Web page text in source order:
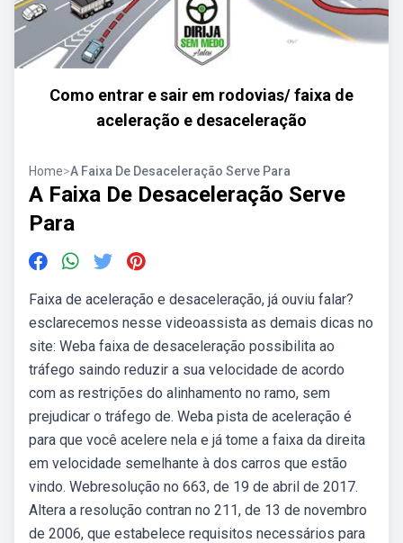
Como entrar e sair em rodovias/ faixa de
aceleração e desaceleração
Home>A Faixa De Desaceleração Serve Para
A Faixa De Desaceleração Serve
Para
Faixa de aceleração e desaceleração, já ouviu falar?
esclarecemos nesse videoassista as demais dicas no
site: Weba faixa de desaceleração possibilita ao
tráfego saindo reduzir a sua velocidade de acordo
com as restrições do alinhamento no ramo, sem
prejudicar o tráfego de. Weba pista de aceleração é
para que você acelere nela e já tome a faixa da direita
em velocidade semelhante à dos carros que estão
vindo. Webresolução no 663, de 19 de abril de 2017.
Altera a resolução contran no 211, de 13 de novembro
de 2006, que estabelece requisitos necessários para